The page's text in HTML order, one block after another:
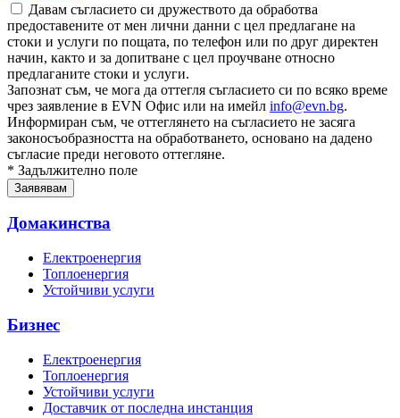
Давам съгласието си дружеството да обработва
предоставените от мен лични данни с цел предлагане на
стоки и услуги по пощата, по телефон или по друг директен
начин, както и за допитване с цел проучване относно
предлаганите стоки и услуги.
Запознат съм, че мога да оттегля съгласието си по всяко време
чрез заявление в EVN Офис или на имейл info@evn.bg.
Информиран съм, че оттеглянето на съгласието не засяга
законосъобразността на обработването, основано на дадено
съгласие преди неговото оттегляне.
* Задължително поле
Домакинства
Електроенергия
Топлоенергия
Устойчиви услуги
Бизнес
Електроенергия
Топлоенергия
Устойчиви услуги
Доставчик от последна инстанция